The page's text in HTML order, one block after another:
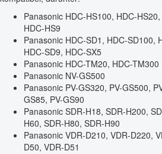
Panasonic HDC-HS100, HDC-
HDC-HS9
Panasonic HDC-SD1, HDC-SD100,
HDC-SD9, HDC-SX5
Panasonic HDC-TM20, HDC-TM300
Panasonic NV-GS500
Panasonic PV-GS320, PV-GS500,
GS85, PV-GS90
Panasonic SDR-H18, SDR-H200,
H60, SDR-H80, SDR-H90
Panasonic VDR-D210, VDR-D220,
D50, VDR-D51